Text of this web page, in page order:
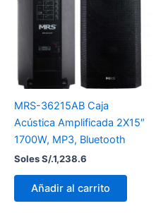
MRS-36215AB Caja
Acústica Amplificada 2X15″
1700W, MP3, Bluetooth
Soles S/.1,238.6
Añadir al carrito